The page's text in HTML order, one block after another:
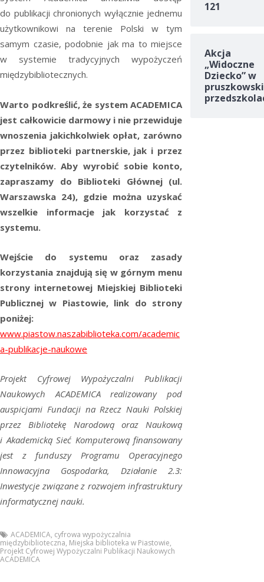
do publikacji chronionych wyłącznie jednemu
użytkownikowi na terenie Polski w tym
samym czasie, podobnie jak ma to miejsce
w systemie tradycyjnych wypożyczeń
międzybibliotecznych.
Warto podkreślić, że system ACADEMICA
jest całkowicie darmowy i nie przewiduje
wnoszenia jakichkolwiek opłat, zarówno
przez biblioteki partnerskie, jak i przez
czytelników. Aby wyrobić sobie konto,
zapraszamy do Biblioteki Głównej (ul.
Warszawska 24), gdzie można uzyskać
wszelkie informacje jak korzystać z
systemu.
Wejście do systemu oraz zasady
korzystania znajdują się w górnym menu
strony internetowej Miejskiej Biblioteki
Publicznej w Piastowie, link do strony
poniżej:
www.piastow.naszabiblioteka.com/academic
a-publikacje-naukowe
Projekt Cyfrowej Wypożyczalni Publikacji
Naukowych ACADEMICA realizowany pod
auspicjami Fundacji na Rzecz Nauki Polskiej
przez Bibliotekę Narodową oraz Naukową
i Akademicką Sieć Komputerową finansowany
jest z funduszy Programu Operacyjnego
Innowacyjna Gospodarka, Działanie 2.3:
Inwestycje związane z rozwojem infrastruktury
informatycznej nauki.
ACADEMICA, cyfrowa wypożyczalnia
międzybiblioteczna, Miejska biblioteka w Piastowie,
Projekt Cyfrowej Wypożyczalni Publikacji Naukowych
ACADEMICA
121
Akcja
„Widoczne
Dziecko” w